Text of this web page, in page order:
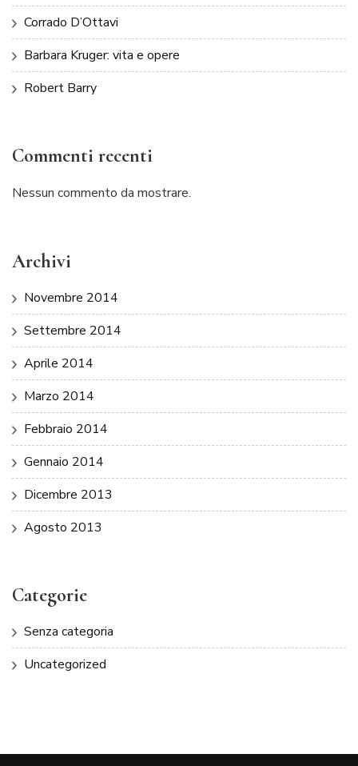
Corrado D’Ottavi
Barbara Kruger: vita e opere
Robert Barry
Commenti recenti
Nessun commento da mostrare.
Archivi
Novembre 2014
Settembre 2014
Aprile 2014
Marzo 2014
Febbraio 2014
Gennaio 2014
Dicembre 2013
Agosto 2013
Categorie
Senza categoria
Uncategorized